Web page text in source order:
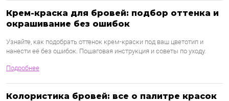
Крем-краска для бровей: подбор оттенка и
окрашивание без ошибок
Узнайте, как подобрать оттенок крем-краски под ваш цветотип и
нанести её без ошибок. Пошаговая инструкция и советы по уходу.
Подробнее
Колористика бровей: все о палитре красок